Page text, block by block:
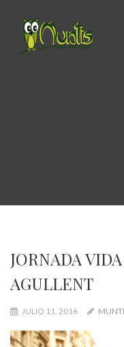
JORNADA
AGULLENT
JULIO 11, 2016